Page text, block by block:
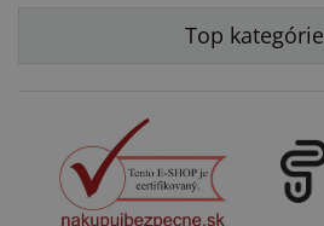
Top kategórie